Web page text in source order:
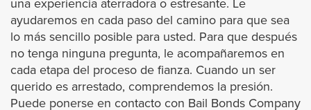
Long Beach
Lynwood
una experiencia aterradora o estresante. Le
ayudaremos en cada paso del camino para que sea
lo más sencillo posible para usted. Para que después
no tenga ninguna pregunta, le acompañaremos en
cada etapa del proceso de fianza. Cuando un ser
querido es arrestado, comprendemos la presión.
Puede ponerse en contacto con Bail Bonds Company